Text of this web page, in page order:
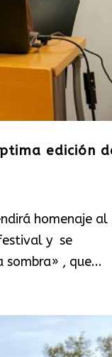
edición
homenaje al
y se
, que...